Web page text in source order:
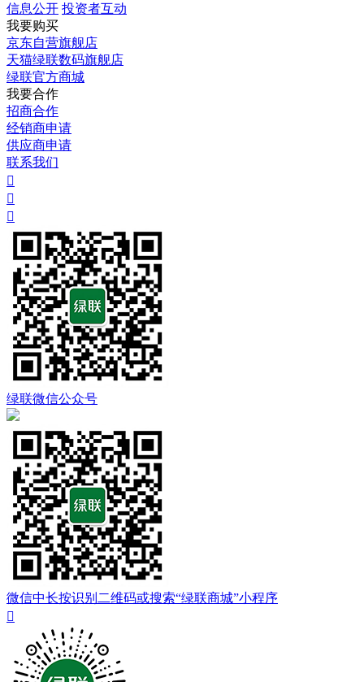
信息公开 投资者互动
我要购买
京东自营旗舰店
天猫绿联数码旗舰店
绿联官方商城
我要合作
招商合作
经销商申请
供应商申请
联系我们



绿联微信公众号
微信中长按识别二维码或搜索“绿联商城”小程序
